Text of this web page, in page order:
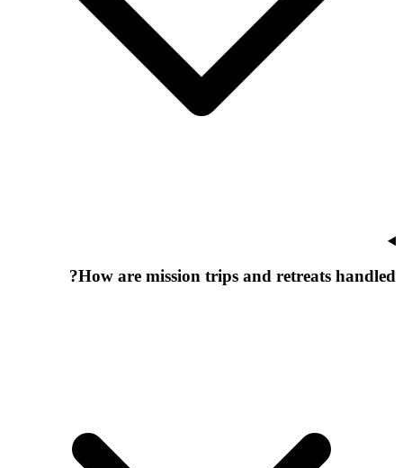
How are mission trips and retreats handled?